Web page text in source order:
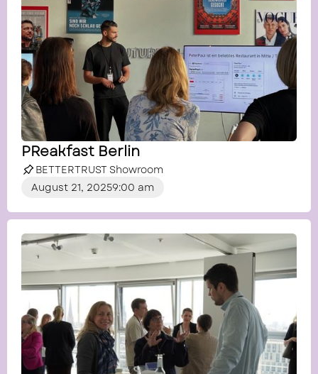
PReakfast Berlin
BETTERTRUST Showroom
August 21, 20259:00 am